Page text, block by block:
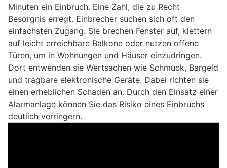
Minuten ein Einbruch. Eine Zahl, die zu Recht
Besorgnis erregt. Einbrecher suchen sich oft den
einfachsten Zugang: Sie brechen Fenster auf, klettern
auf leicht erreichbare Balkone oder nutzen offene
Türen, um in Wohnungen und Häuser einzudringen.
Dort entwenden sie Wertsachen wie Schmuck, Bargeld
und tragbare elektronische Geräte. Dabei richten sie
einen erheblichen Schaden an. Durch den Einsatz einer
Alarmanlage können Sie das Risiko eines Einbruchs
deutlich verringern.